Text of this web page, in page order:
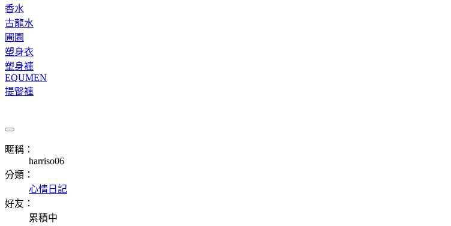
香水
古龍水
圃園
塑身衣
塑身褲
EQUMEN
提臀褲
暱稱：
harriso06
分類：
心情日記
好友：
累積中